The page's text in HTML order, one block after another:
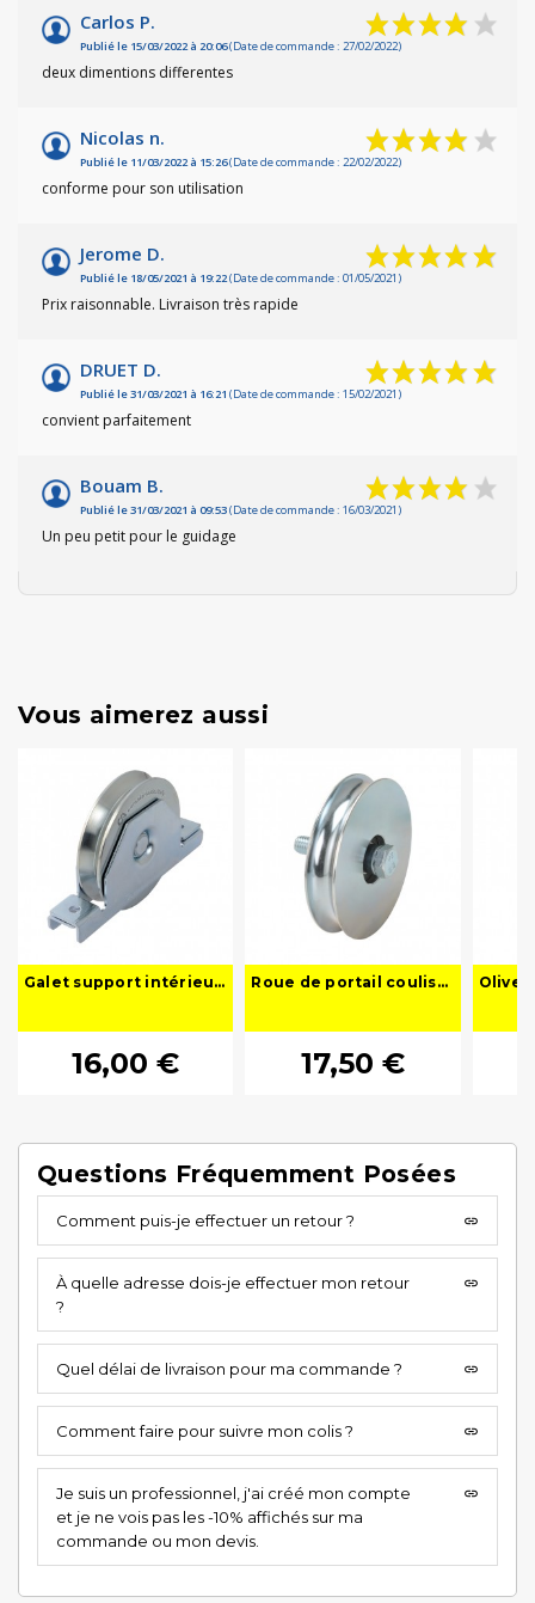
Carlos P.
Publié le 15/03/2022 à 20:06(Date de commande : 27/02/2022)
deux dimentions differentes
Nicolas n.
Publié le 11/03/2022 à 15:26(Date de commande : 22/02/2022)
conforme pour son utilisation
Jerome D.
Publié le 18/05/2021 à 19:22(Date de commande : 01/05/2021)
Prix raisonnable. Livraison très rapide
DRUET D.
Publié le 31/03/2021 à 16:21 (Date de commande : 15/02/2021)
convient parfaitement
Bouam B.
Publié le 31/03/2021 à 09:53(Date de commande : 16/03/2021)
Un peu petit pour le guidage
Vous aimerez aussi
Galet support intérieur gorge V
16,00 €
Roue de portail coulissant à gorge ronde 1 roulement
17,50 €
Questions Fréquemment Posées
Comment puis-je effectuer un retour ? insert_link
À quelle adresse dois-je effectuer mon retour
?
insert_link
Quel délai de livraison pour ma commande ? insert_link
Comment faire pour suivre mon colis ? insert_link
Je suis un professionnel, j'ai créé mon compte
et je ne vois pas les -10% affichés sur ma
commande ou mon devis.
insert_link